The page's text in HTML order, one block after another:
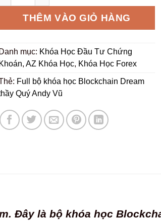
30.000.000
là:
THÊM VÀO GIỎ HÀNG
Danh mục: Khóa Học Đầu Tư Chứng
Khoán, AZ Khóa Học, Khóa Học Forex
Full bộ khóa học Blockchain Dream
Quý Andy Vũ
Đây là bộ khóa học